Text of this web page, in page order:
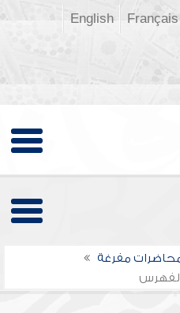
Français
English
مفرغة